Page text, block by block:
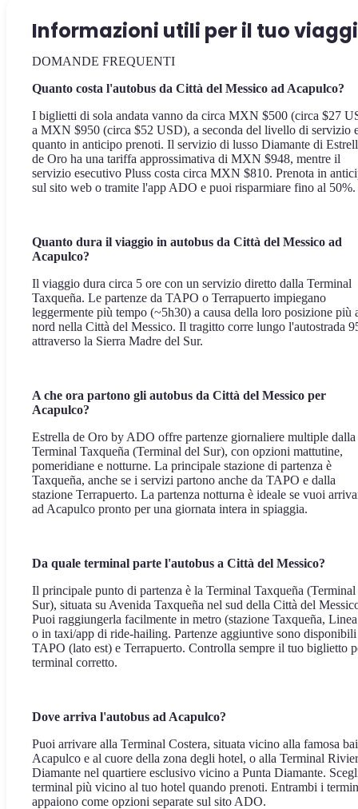
Informazioni utili per il tuo
DOMANDE FREQUENTI
Quanto costa l'autobus da Città del Messico ad Acapulco?
I biglietti di sola andata vanno da circa MXN $500 (circa $27
a MXN $950 (circa $52 USD), a seconda del livello di servizio
quanto in anticipo prenoti. Il servizio di lusso Diamante di
de Oro ha una tariffa approssimativa di MXN $948, mentre il
servizio esecutivo Pluss costa circa MXN $810. Prenota in
sul sito web o tramite l'app ADO e puoi risparmiare fino al 50%.
Quanto dura il viaggio in autobus da Città del Messico ad
Acapulco?
Il viaggio dura circa 5 ore con un servizio diretto dalla Terminal
Taxqueña. Le partenze da TAPO o Terrapuerto impiegano
leggermente più tempo (~5h30) a causa della loro posizione più
nord nella Città del Messico. Il tragitto corre lungo l'autostrada
attraverso la Sierra Madre del Sur.
A che ora partono gli autobus da Città del Messico per
Acapulco?
Estrella de Oro by ADO offre partenze giornaliere multiple dalla
Terminal Taxqueña (Terminal del Sur), con opzioni mattutine,
pomeridiane e notturne. La principale stazione di partenza è
Taxqueña, anche se i servizi partono anche da TAPO e dalla
stazione Terrapuerto. La partenza notturna è ideale se vuoi
ad Acapulco pronto per una giornata intera in spiaggia.
Da quale terminal parte l'autobus a Città del Messico?
Il principale punto di partenza è la Terminal Taxqueña (Terminal
Sur), situata su Avenida Taxqueña nel sud della Città del
Puoi raggiungerla facilmente in metro (stazione Taxqueña,
o in taxi/app di ride-hailing. Partenze aggiuntive sono disponibili
TAPO (lato est) e Terrapuerto. Controlla sempre il tuo biglietto
terminal corretto.
Dove arriva l'autobus ad Acapulco?
Puoi arrivare alla Terminal Costera, situata vicino alla famosa
Acapulco e al cuore della zona degli hotel, o alla Terminal
Diamante nel quartiere esclusivo vicino a Punta Diamante.
terminal più vicino al tuo hotel quando prenoti. Entrambi i
appaiono come opzioni separate sul sito ADO.